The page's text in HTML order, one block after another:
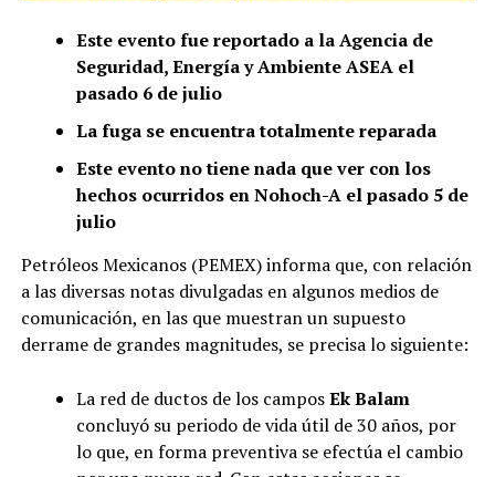
Este evento fue reportado a la Agencia de
Seguridad, Energía y Ambiente ASEA el
pasado 6 de julio
La fuga se encuentra totalmente reparada
Este evento no tiene nada que ver con los
hechos ocurridos en Nohoch-A el pasado 5 de
julio
Petróleos Mexicanos (PEMEX) informa que, con relación
a las diversas notas divulgadas en algunos medios de
comunicación, en las que muestran un supuesto
derrame de grandes magnitudes, se precisa lo siguiente:
La red de ductos de los camposEk Balam
concluyó su periodo de vida útil de 30 años, por
lo que, en forma preventiva se efectúa el cambio